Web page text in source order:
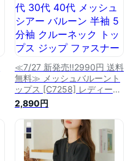
≪7/27 新発売!!2990円 送料
無料≫ メッシュバルーント
ップス [C7258] レディース
20代 30代 40代 メッシュ
シアー バルーン 半袖 5分袖
クルーネック トップス ジッ
プ ファスナー ショート丈
クロップド 短丈【送料無
料】
2,890円